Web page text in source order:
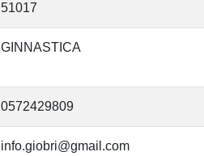
51017
GINNASTICA
0572429809
info.giobri@gmail.com